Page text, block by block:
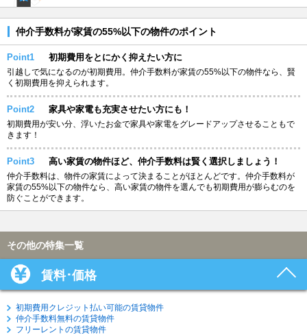
仲介手数料が家賃の55%以下の物件のポイント
Point1 初期費用をとにかく抑えたい方に
引越しで気になるのが初期費用。仲介手数料が家賃の55%以下の物件なら、賢
く初期費用を抑えられます。
Point2 家具や家電も充実させたい方にも！
初期費用が安い分、浮いたお金で家具や家電をグレードアップさせることもで
きます！
Point3 高い家賃の物件ほど、仲介手数料は賢く選択しましょう！
仲介手数料は、物件の家賃によって決まることがほとんどです。仲介手数料が
家賃の55%以下の物件なら、高い家賃の物件を選んでも初期費用が膨らむのを
防ぐことができます。
その他の特集一覧
賃料･価格
初期費用クレジット払い可能の賃貸物件
仲介手数料無料の賃貸物件
フリーレントの賃貸物件